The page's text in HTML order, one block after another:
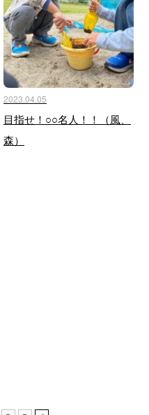
2023.04.05
目指せ！○○名人！！（風、
森）